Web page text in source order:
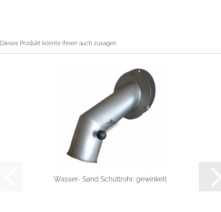
Dieses Produkt könnte Ihnen auch zusagen
Wasser- Sand Schüttrohr, gewinkelt